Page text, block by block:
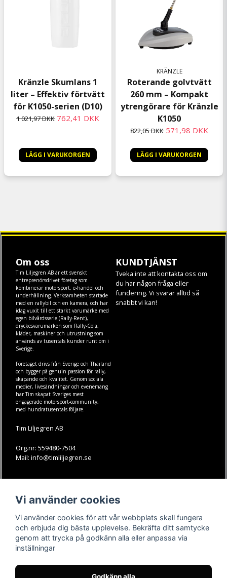
Kränzle Skumlans 1
liter – Effektiv förtvätt
för K1050-serien (D10)
1 021,97 DKK 762,41 DKK
LÄGG I VARUKORGEN
KRÄNZLE
Roterande golvtvätt
260 mm – Kompakt
ytrengörare för Kränzle
K1050
822,05 DKK 571,98 DKK
LÄGG I VARUKORGEN
Om oss
Tim Liljegren AB är ett svenskt
entreprenörsdrivet företag som
kombinerar motorsport, e-handel och
underhållning. Verksamheten startade
med en rallybil och en kamera, och har
idag vuxit till ett starkt varumärke med
egen bilvårdsserie (Rally-Rent),
dryckesvarumärken som Rally-Cola,
kläder, maskineroch utrustning som
används av tusentals kunder runt om i
Sverige.
Företaget drivs från Sverige och Thailand
och bygger på genuin passion för rally,
skapande och kvalitet. Genom sociala
medier, livesändningar och evenemang
har Tim skapat Sveriges mest
engagerade motorsport-community,
med hundratusentals följare.
Tim Liljegren AB
Org.nr: 559480-7504
Mail: info@timliljegren.se
KUNDTJÄNST
Tveka inte att kontakta oss om
du har någon fråga eller
fundering. Vi svarar alltid så
snabbt vi kan!
Köpvillkor
Kontakt
Youtube-videos
Instagram
Youtube
TikTok
Vi använder cookies
Vi använder cookies för att vår webbplats skall fungera
och erbjuda dig bästa upplevelse. Bekräfta ditt samtycke
genom att trycka på godkänn alla eller anpassa via
inställningar
Godkänn alla